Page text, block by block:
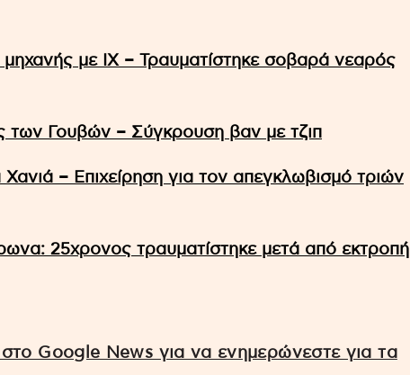
με ΙΧ – Τραυματίστηκε σοβαρά νεαρός
Γουβών – Σύγκρουση βαν με τζιπ
– Επιχείρηση για τον απεγκλωβισμό τριών
25χρονος τραυματίστηκε μετά από εκτροπή
Google News για να ενημερώνεστε για τα